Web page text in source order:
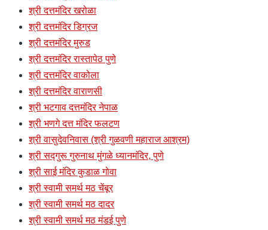
श्री दत्तमंदिर खरोळा
श्री दत्तमंदिर डिग्रज
श्री दत्तमंदिर मुरुड
श्री दत्तमंदिर रास्तापेठ पुणे
श्री दत्तमंदिर वाकोला
श्री दत्तमंदिर वाराणसी
श्री भटगाव दत्तमंदिर नेपाळ
श्री भणगे दत्त मंदिर फलटण
श्री वासुदेवनिवास (श्री गुळवणी महाराज आश्रम)
श्री सद्गुरू गुरुनाथ मुंगळे ध्यानमंदिर, पुणे
श्री साई मंदिर कुडाळ गोवा
श्री स्वामी समर्थ मठ चेंबूर
श्री स्वामी समर्थ मठ दादर
श्री स्वामी समर्थ मठ मंडई पुणे